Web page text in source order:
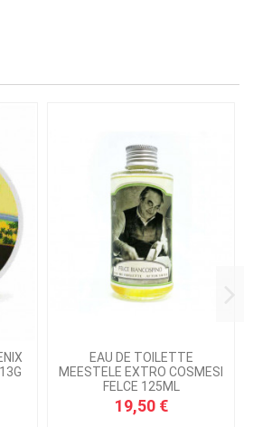
EAU DE TOILETTE
MEESTELE EXTRO COSMESI
FELCE 125ML
19,50 €